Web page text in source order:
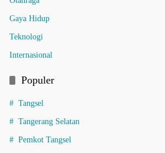
Gaya Hidup
Teknologi
Internasional
Populer
Tangsel
Tangerang Selatan
Pemkot Tangsel